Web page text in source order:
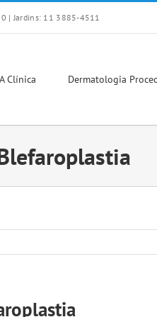
| Jardins: 11 3885-4511
A Clínica Dermatologia